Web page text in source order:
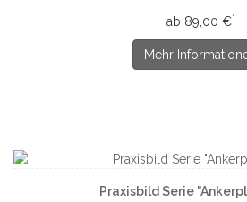
ab 89,00 €*
Mehr
Praxisbild Serie